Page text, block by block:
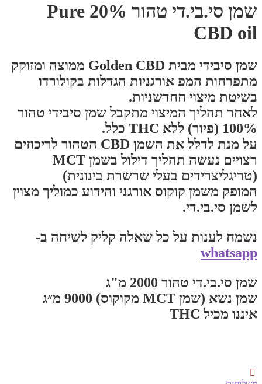
שמן סי.בי.די טהור 20% Pure
CBD oil
שמן סיבידי מבית Golden CBD ממוצה ומזוקק
מתפרחות המפ אורגניות הגדלות בקולורדו
בשיטת מיצוי חחדשניות.
לאחר תהליך המיצוי מתקבל שמן סיבידי טהור
100% (פיור) ללא THC כלל.
על מנת לדלל את השמן CBD הטהור לריכוזים
רצויים נעשה תהליך דילול בשמן MCT
(טריגליצרידים בעלי שרשרת בינונית)
המופק משמן קוקוס אורגני והידוע כמוליך מצוין
לשמן סי.בי.די.
נשמח לענות על כל שאלה קליק לשיחה ב-
whatsapp
שמן סי.בי.די טהור 2000 מ"ג
שמן נשא (שמן MCT מקוקוס) 9000 מ״ג
איננו מכיל THC